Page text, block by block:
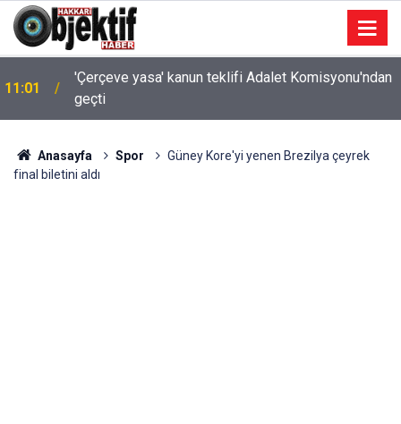
11:01
'Çerçeve yasa' kanun teklifi Adalet Komisyonu'ndan
geçti
Anasayfa Spor
Güney Kore'yi yenen Brezilya çeyrek
final biletini aldı